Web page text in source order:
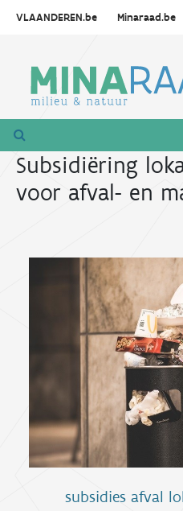
VLAANDEREN.be Minaraad.be
Subsidiëring
voor afval- en
subsidies afval